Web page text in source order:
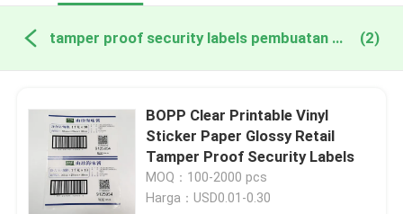
tamper proof security labels pembuatan online (2)
BOPP Clear Printable Vinyl
Sticker Paper Glossy Retail
Tamper Proof Security Labels
MOQ：100-2000 pcs
Harga：USD0.01-0.30